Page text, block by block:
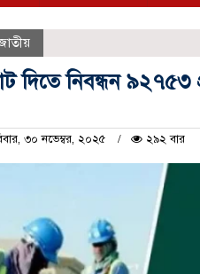
দিতে নিবন্ধন ৯২৭৫৩
৩০ নভেম্বর, ২০২৫ ২৯২ বার